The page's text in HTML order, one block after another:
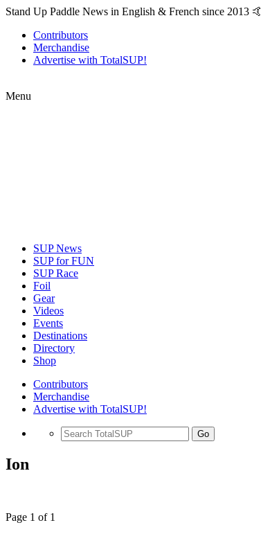
Stand Up Paddle News in English & French since 2013 🤙
Contributors
Merchandise
Advertise with TotalSUP!
Menu
SUP News
SUP for FUN
SUP Race
Foil
Gear
Videos
Events
Destinations
Directory
Shop
Contributors
Merchandise
Advertise with TotalSUP!
Go
Ion
Page 1 of 1